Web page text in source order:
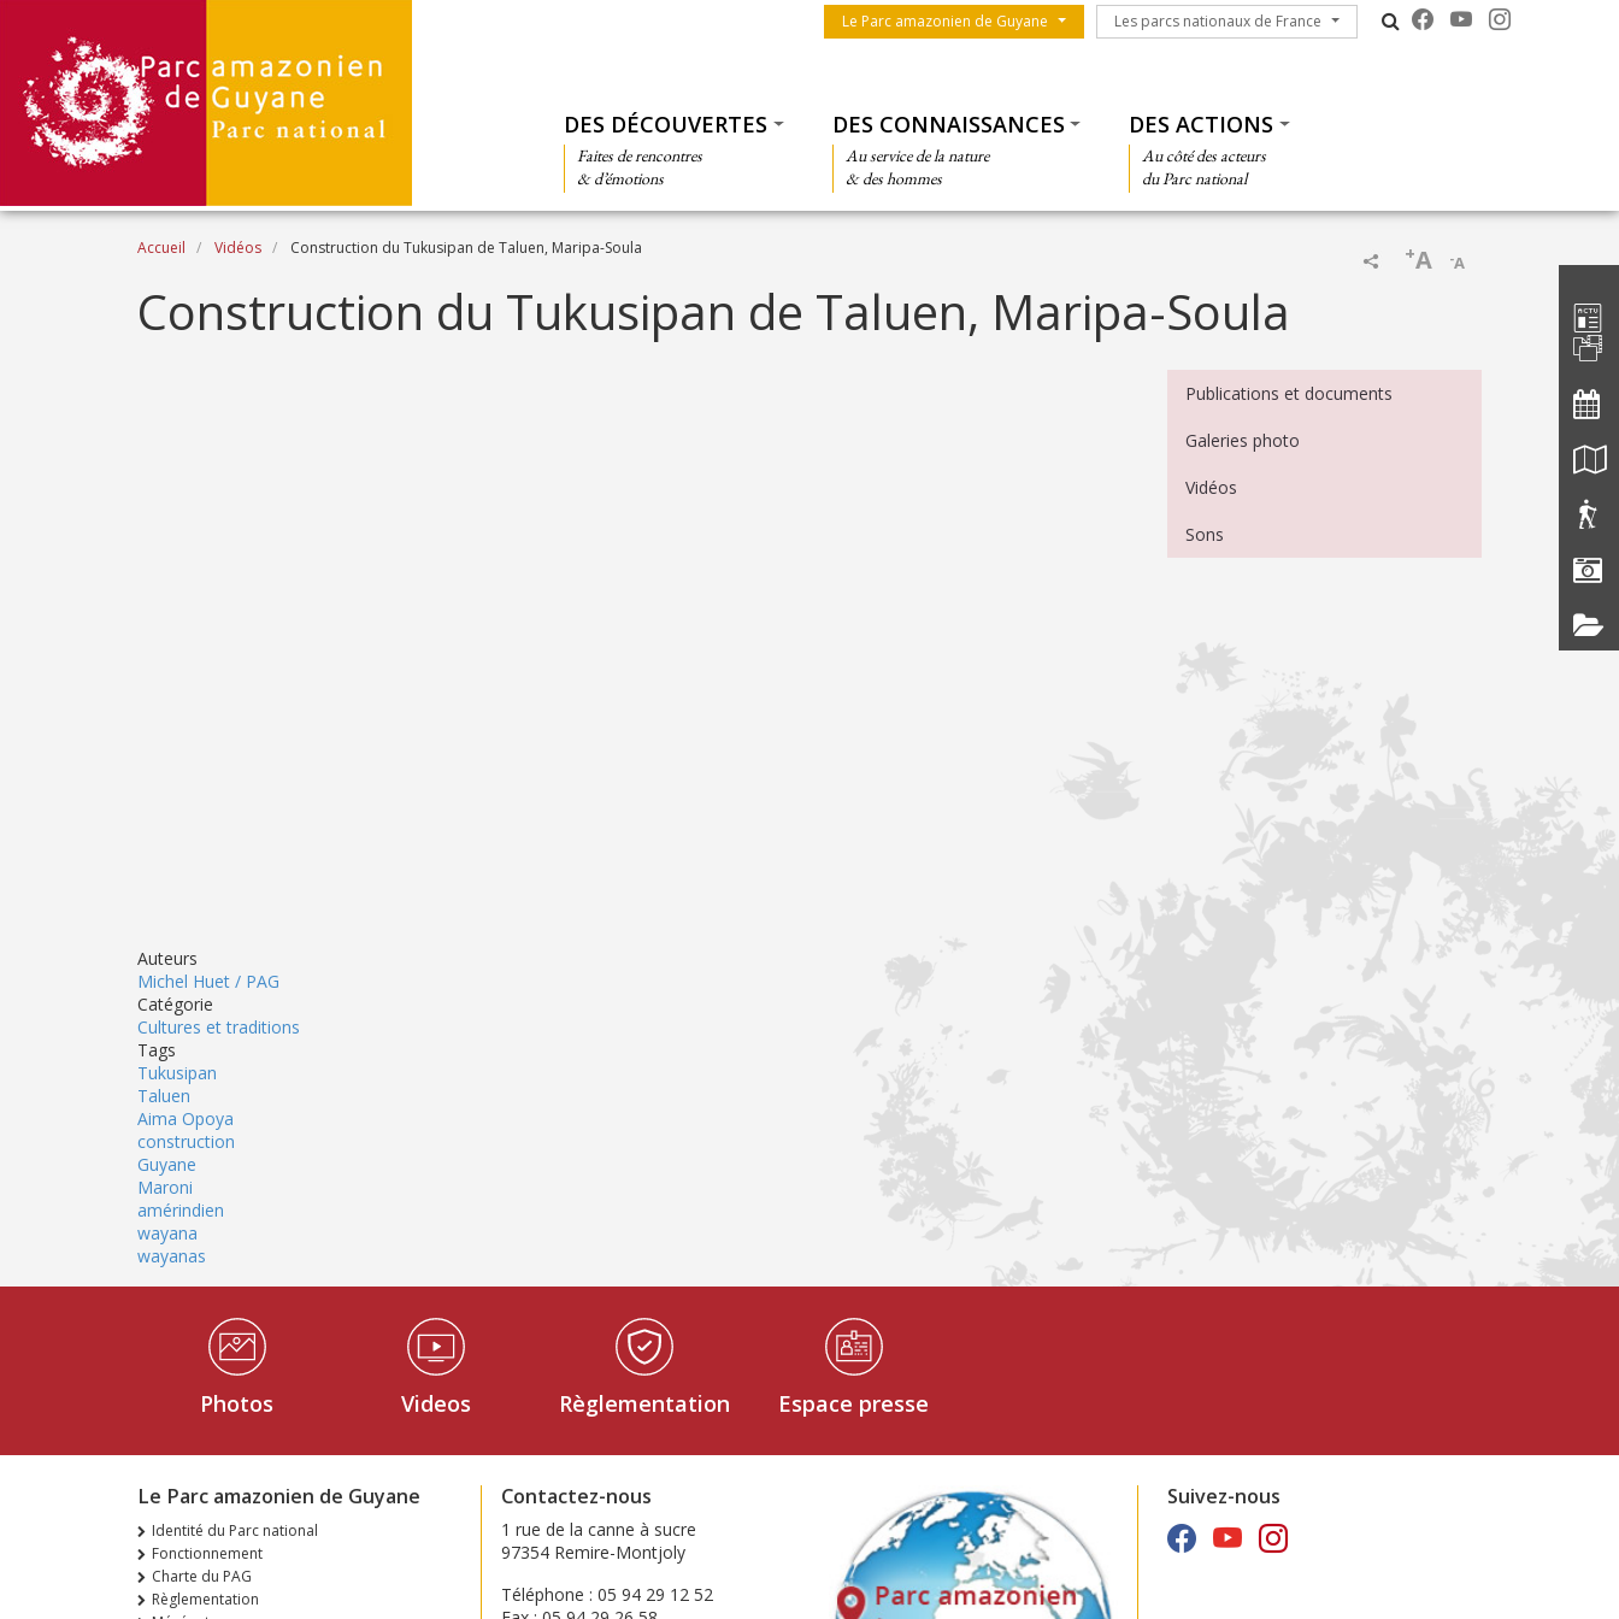
Menu du parc
Le Parc amazonien de Guyane Les parcs nationaux de France
Les parcs nationaux de France
DES DÉCOUVERTES
Faites de rencontres
& d’émotions
DES CONNAISSANCES
Au service de la nature
& des hommes
DES ACTIONS
Au côté des acteurs
du Parc national
Fil d'Ariane
Accueil Vidéos Construction du Tukusipan de Taluen, Maripa-Soula
-A
+A
Name
Construction du Tukusipan de Taluen, Maripa-Soula
Auteurs
Michel Huet / PAG
Catégorie
Cultures et traditions
Tags
Tukusipan
Taluen
Aima Opoya
construction
Guyane
Maroni
amérindien
wayana
wayanas
Menu Médiathèque
Publications et documents
Galeries photo
Vidéos
Sons
Médiathèque Footer
Photos Videos Règlementation Espace presse
Le Parc amazonien de Guyane
Identité du Parc national
Fonctionnement
Charte du PAG
Règlementation
Contactez-nous
1 rue de la canne à sucre
97354 Remire-Montjoly
Téléphone : 05 94 29 12 52
Suivez-nous